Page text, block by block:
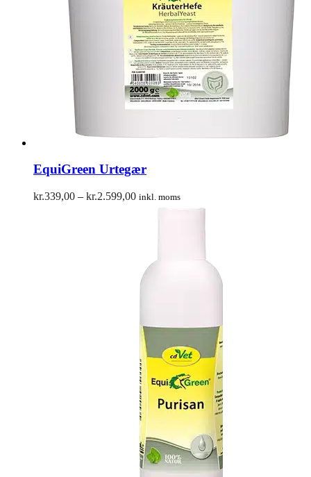
EquiGreen Urtegær
kr.339,00 – kr.2.599,00Prisinterval:
inkl. moms